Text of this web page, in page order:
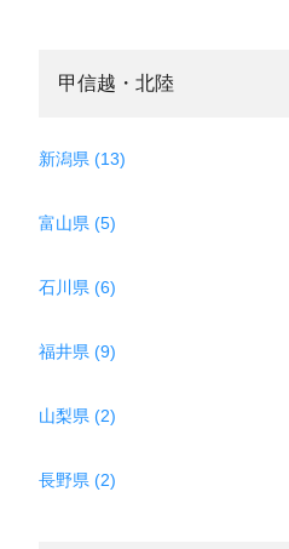
甲信越・北陸
新潟県 (13)
富山県 (5)
石川県 (6)
福井県 (9)
山梨県 (2)
長野県 (2)